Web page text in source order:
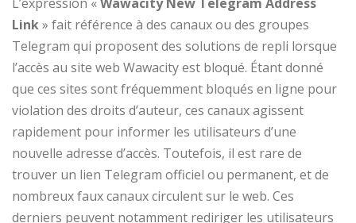
Link» fait référence à des canaux ou des groupes
Telegram qui proposent des solutions de repli lorsque
l’accès au site web Wawacity est bloqué. Étant donné
que ces sites sont fréquemment bloqués en ligne pour
violation des droits d’auteur, ces canaux agissent
rapidement pour informer les utilisateurs d’une
nouvelle adresse d’accès. Toutefois, il est rare de
trouver un lien Telegram officiel ou permanent, et de
nombreux faux canaux circulent sur le web. Ces
derniers peuvent notamment rediriger les utilisateurs